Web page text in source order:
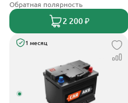
Обратная полярность
2 200 ₽
1 месяц